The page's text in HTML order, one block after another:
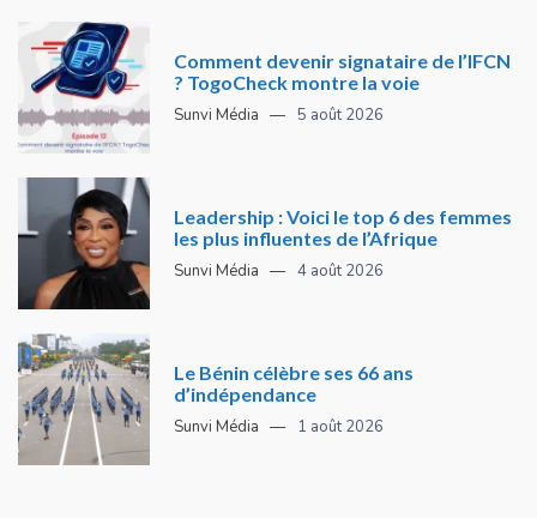
Comment devenir signataire de l’IFCN
? TogoCheck montre la voie
Sunvi Média 5 août 2026
Leadership : Voici le top 6 des femmes
les plus influentes de l’Afrique
Sunvi Média 4 août 2026
Le Bénin célèbre ses 66 ans
d’indépendance
Sunvi Média 1 août 2026